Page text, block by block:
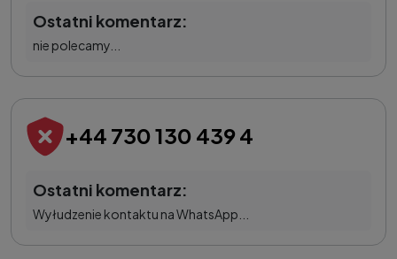
Ostatni komentarz:
nie polecamy...
+44 730 130 439 4
Ostatni komentarz:
Wyłudzenie kontaktu na WhatsApp...